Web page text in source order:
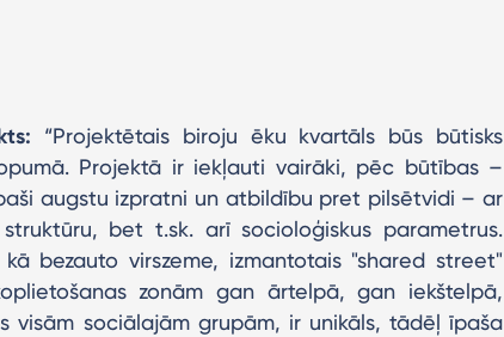
“Projektētais biroju ēku kvartāls būs būtisks
Projektā ir iekļauti vairāki, pēc būtības –
augstu izpratni un atbildību pret pilsētvidi – ar
bet t.sk. arī socioloģiskus parametrus.
bezauto virszeme, izmantotais "shared street"
zonām gan ārtelpā, gan iekštelpā,
visām sociālajām grupām, ir unikāls, tādēļ īpaša